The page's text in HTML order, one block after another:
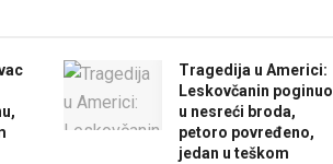
Tragedija u Americi:
Leskovčanin poginuo
u nesreći broda,
petoro povređeno,
jedan u teškom